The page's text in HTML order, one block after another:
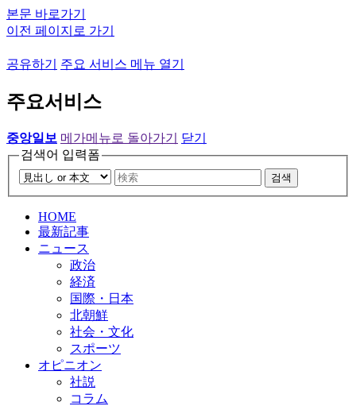
본문 바로가기
이전 페이지로 가기
공유하기 주요 서비스 메뉴 열기
주요서비스
중앙일보 메가메뉴로 돌아가기
닫기
검색어 입력폼
검색
HOME
最新記事
ニュース
政治
経済
国際・日本
北朝鮮
社会・文化
スポーツ
オピニオン
社説
コラム